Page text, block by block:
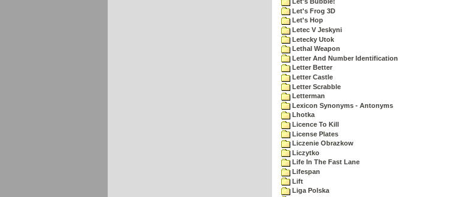
Let's Frog 3D
Let's Hop
Letec V Jeskyni
Letecky Utok
Lethal Weapon
Letter And Number Identification
Letter Better
Letter Castle
Letter Scrabble
Letterman
Lexicon Synonyms - Antonyms
Lhotka
Licence To Kill
License Plates
Liczenie Obrazkow
Liczytko
Life In The Fast Lane
Lifespan
Lift
Liga Polska